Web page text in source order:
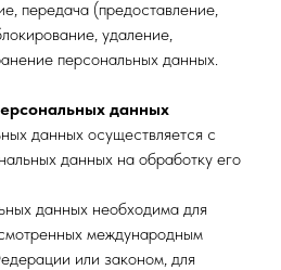
передача (предоставление,
удаление,
персональных данных.
данных
данных осуществляется с
данных на обработку его
данных необходима для
международным
или законом, для